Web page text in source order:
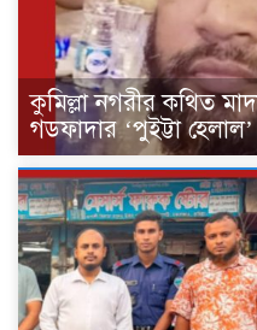
কুমিল্লা নগরীর কথিত
গডফাদার ‘পুইট্টা